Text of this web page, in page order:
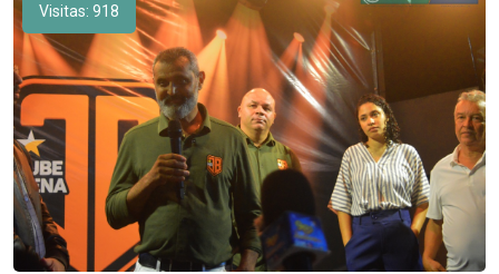
Visitas: 918